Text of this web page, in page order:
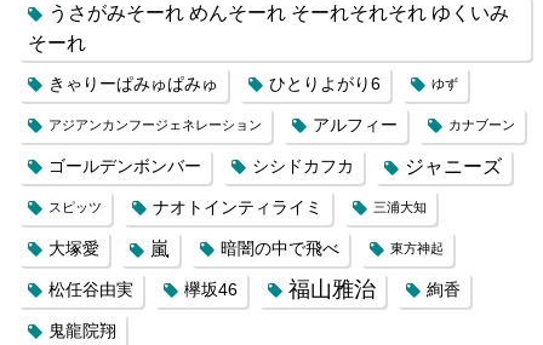
うさがみそーれ めんそーれ そーれそれそれ ゆくいみ
そーれ
きゃりーぱみゅぱみゅ ひとりよがり6 ゆず
アジアンカンフージェネレーション アルフィー カナブーン
ゴールデンボンバー シシドカフカ ジャニーズ
スピッツ ナオトインティライミ 三浦大知
大塚愛 嵐 暗闇の中で飛べ 東方神起
松任谷由実 欅坂46 福山雅治 絢香
鬼龍院翔